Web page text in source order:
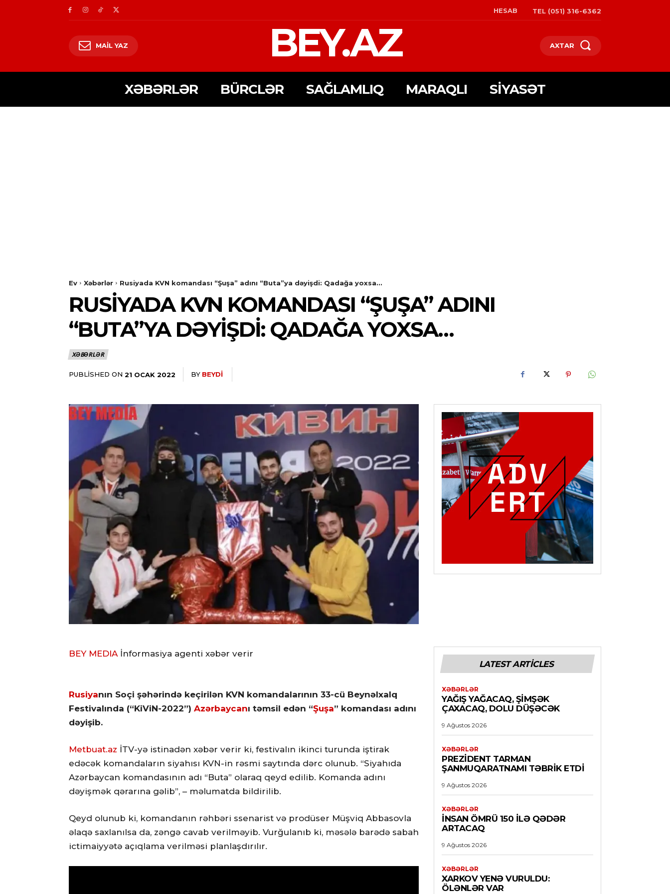
HESAB TEL (051) 316-6362
MAIL YAZ BEY.AZ AXTAR
XƏBƏRLƏR BÜRCLƏR SAĞLAMLIQ MARAQLI SIYASƏT
Ev Xəbərlər Rusiyada KVN komandası “Şuşa” adını “Buta”ya dəyişdi: Qadağa yoxsa...
RUSIYADA KVN KOMANDASI “ŞUŞA” ADINI
“BUTA”YA DƏYIŞDI: QADAĞA YOXSA…
XƏBƏRLƏR
PUBLISHED ON 21 OCAK 2022 BY BEYDI
BEY MEDIAİnformasiya agenti xəbər verir
Rusiyanın Soçi şəhərində keçirilən KVN komandalarının 33-cü Beynəlxalq
Festivalında (“KiViN-2022”) Azərbaycanı təmsil edən “Şuşa” komandası adını
dəyişib.
Metbuat.az İTV-yə istinadən xəbər verir ki, festivalın ikinci turunda iştirak
edəcək komandaların siyahısı KVN-in rəsmi saytında dərc olunub. “Siyahıda
Azərbaycan komandasının adı “Buta” olaraq qeyd edilib. Komanda adını
dəyişmək qərarına gəlib”, – məlumatda bildirilib.
Qeyd olunub ki, komandanın rəhbəri ssenarist və prodüser Müşviq Abbasovla
əlaqə saxlanılsa da, zəngə cavab verilməyib. Vurğulanıb ki, məsələ barədə sabah
ictimaiyyətə açıqlama verilməsi planlaşdırılır.
LATEST ARTICLES
XƏBƏRLƏR
YAĞIŞ YAĞACAQ, ŞIMŞƏK
ÇAXACAQ, DOLU DÜŞƏCƏK
9 Ağustos 2026
XƏBƏRLƏR
PREZIDENT TARMAN
ŞANMUQARATNAMI TƏBRIK ETDI
9 Ağustos 2026
XƏBƏRLƏR
İNSAN ÖMRÜ 150 ILƏ QƏDƏR
ARTACAQ
9 Ağustos 2026
XƏBƏRLƏR
XARKOV YENƏ VURULDU:
ÖLƏNLƏR VAR